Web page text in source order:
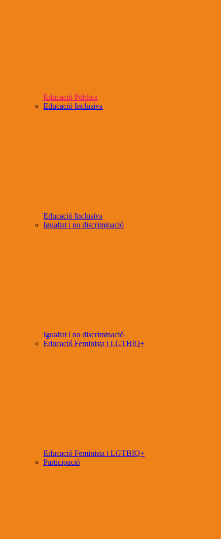
Educació Pública
Educació Inclusiva
Educació Inclusiva
Igualtat i no discriminació
Igualtat i no discriminació
Educació Feminista i LGTBIQ+
Educació Feminista i LGTBIQ+
Participació